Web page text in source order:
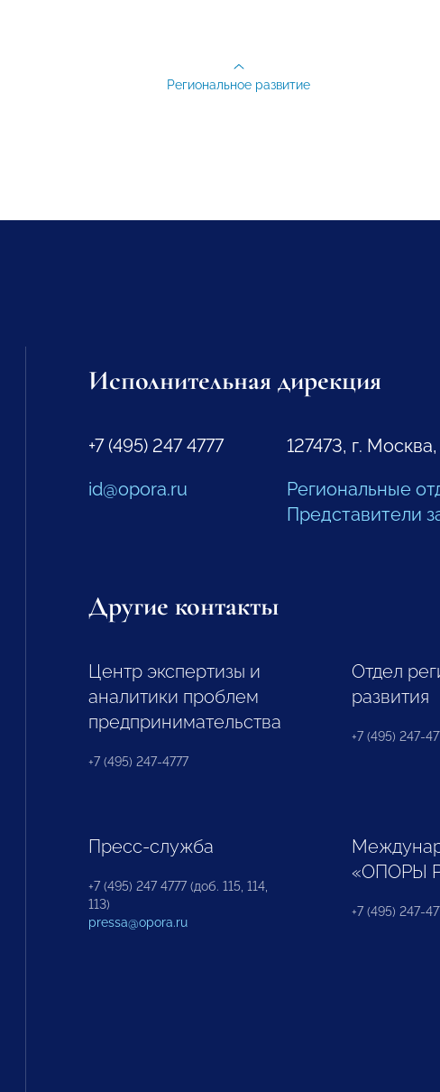
Региональное развитие
Исполнительная дирекция
+7 (495) 247 4777
id@opora.ru
127473, г.
Региональные
Представители
Другие контакты
Центр экспертизы и
аналитики проблем
предпринимательства
+7 (495) 247-4777
Отдел
развития
+7 (495) 247-
Пресс-служба
+7 (495) 247 4777 (доб. 115, 114,
113)
pressa@opora.ru
«ОПОРЫ
+7 (495) 247-